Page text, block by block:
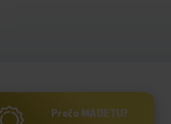
Prečo MADETU?